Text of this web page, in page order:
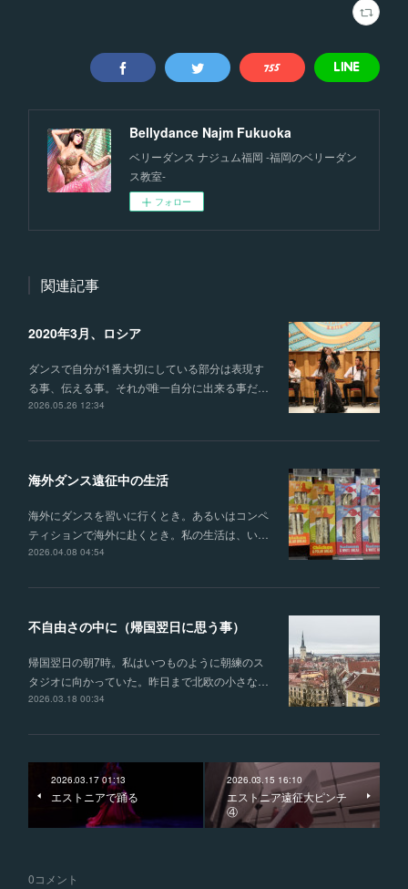
Bellydance Najm Fukuoka
ベリーダンス ナジュム福岡 -福岡のベリーダン
ス教室-
フォロー
関連記事
2020年3月、ロシア
ダンスで自分が1番大切にしている部分は表現す
る事、伝える事。それが唯一自分に出来る事だ…
2026.05.26 12:34
海外ダンス遠征中の生活
海外にダンスを習いに行くとき。あるいはコンペ
ティションで海外に赴くとき。私の生活は、い…
2026.04.08 04:54
不自由さの中に（帰国翌日に思う事）
帰国翌日の朝7時。私はいつものように朝練のス
タジオに向かっていた。昨日まで北欧の小さな…
2026.03.18 00:34
2026.03.17 01:13
エストニアで踊る
2026.03.15 16:10
エストニア遠征大ピンチ
④
0コメント